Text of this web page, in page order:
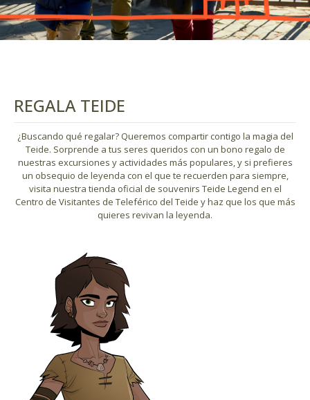
REGALA TEIDE
¿Buscando qué regalar? Queremos compartir contigo la magia del
Teide. Sorprende a tus seres queridos con un bono regalo de
nuestras excursiones y actividades más populares, y si prefieres
un obsequio de leyenda con el que te recuerden para siempre,
visita nuestra tienda oficial de souvenirs Teide Legend en el
Centro de Visitantes de Teleférico del Teide y haz que los que más
quieres revivan la leyenda.